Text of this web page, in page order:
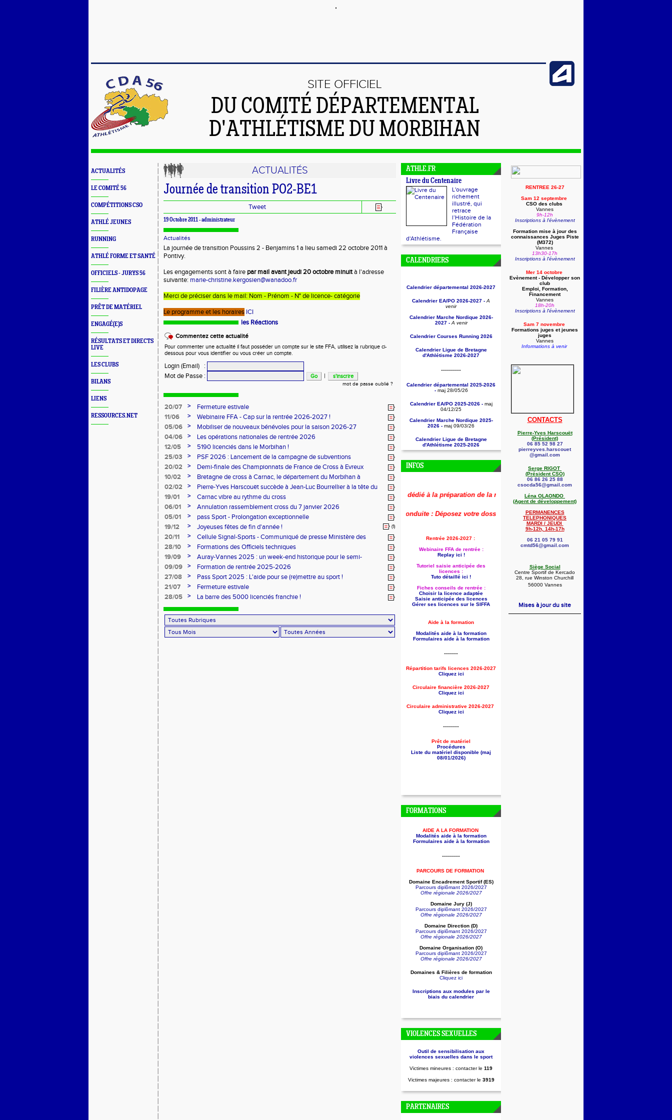
SITE OFFICIEL
DU COMITÉ DÉPARTEMENTAL
D'ATHLÉTISME DU MORBIHAN
ACTUALITÉS
LE COMITÉ 56
COMPÉTITIONS CSO
ATHLÉ JEUNES
RUNNING
ATHLÉ FORME ET SANTÉ
OFFICIELS - JURYS 56
FILIÈRE ANTIDOPAGE
PRÊT DE MATÉRIEL
ENGAGÉ(E)S
RÉSULTATS ET DIRECTS
LIVE
LES CLUBS
BILANS
LIENS
RESSOURCES.NET
ACTUALITÉS
Journée de transition PO2-BE1
Tweet
19 Octobre 2011 - administrateur
Actualités
La journée de transition Poussins 2 - Benjamins 1 a lieu samedi 22 octobre 2011 à
Pontivy.
Les engagements sont à faire par mail avant jeudi 20 octobre minuità l'adresse
suivante: marie-christine.kergosien@wanadoo.fr
Merci de préciser dans le mail: Nom - Prénom - N° de licence- catégorie
Le programme et les horaires ICI
les Réactions
Commentez cette actualité
Pour commenter une actualité il faut posséder un compte sur le site FFA, utilisez la rubrique ci-
dessous pour vous identifier ou vous créer un compte.
Login (Email)
:
Mot de Passe : |
mot de passe oublié ?
20/07 >
Fermeture estivale
11/06
>
Webinaire FFA - Cap sur la rentrée 2026-2027 !
05/06
>
Mobiliser de nouveaux bénévoles pour la saison 2026-27
04/06
>
Les opérations nationales de rentrée 2026
12/05
>
5190 licenciés dans le Morbihan !
25/03
>
PSF 2026 : Lancement de la campagne de subventions
20/02
>
Demi-finale des Championnats de France de Cross à Evreux
10/02
>
Bretagne de cross à Carnac, le département du Morbihan à
l'honneur
02/02 >
Pierre-Yves Harscouët succède à Jean-Luc Bourrellier à la tête du
comité du Morbihan
19/01 >
Carnac vibre au rythme du cross
06/01
>
Annulation rassemblement cross du 7 janvier 2026
05/01
>
pass Sport - Prolongation exceptionnelle
19/12
> Joyeuses fêtes de fin d'année ! (1)
20/11 >
Cellule Signal-Sports - Communiqué de presse Ministère des
Sports
28/10 >
Formations des Officiels techniques
19/09
>
Auray-Vannes 2025 : un week-end historique pour le semi-
marathon breton
09/09 >
Formation de rentrée 2025-2026
27/08
>
Pass Sport 2025 : L'aide pour se (re)mettre au sport !
21/07
>
Fermeture estivale
28/05
> La barre des 5000 licenciés franchie !
ATHLE.FR
Livre du Centenaire
L'ouvrage
richement
illustré, qui
retrace
l’Histoire de la
Fédération
Française
d'Athlétisme.
CALENDRIERS
Calendrier départemental 2026-2027
Calendrier EA/PO 2026-2027 - A
venir
Calendrier Marche Nordique 2026-
2027 - A venir
Calendrier Courses Running 2026
Calendrier Ligue de Bretagne
d'Athlétisme 2026-2027
----------
Calendrier départemental 2025-2026
- maj 28/05/26
Calendrier EA/PO 2025-2026 - maj
04/12/25
Calendrier Marche Nordique 2025-
2026 - maj 09/03/26
Calendrier Ligue de Bretagne
d'Athlétisme 2025-2026
INFOS
Le replay du webinaire dédié à la préparation de la rentrée 2026-2027 (dont la saisie anticipée des licences) est
Aide à la formation reconduite : Déposez votre dossier dès maintenant !🚨👇
Rentrée 2026-2027 :
Webinaire FFA de rentrée :
Replay ici !
Tutoriel saisie anticipée des
licences :
Tuto détaillé ici !
Fiches conseils de rentrée :
Choisir la licence adaptée
Saisie anticipée des licences
Gérer ses licences sur le SIFFA
Aide à la formation
Modalités aide à la formation
Formulaires aide à la formation
-------
Répartition tarifs licences 2026-2027
Cliquez ici
Circulaire financière 2026-2027
Cliquez ici
Circulaire administrative 2026-2027
Cliquez ici
--------
Prêt de matériel
Procédures
Liste du matériel disponible (maj
08/01/2026)
FORMATIONS
AIDE A LA FORMATION
Modalités aide à la formation
Formulaires aide à la formation
---------
PARCOURS DE FORMATION
Domaine Encadrement Sportif (ES)
Parcours diplômant 2026/2027
Offre régionale 2026/2027
Domaine Jury (J)
Parcours diplômant 2026/2027
Offre régionale 2026/2027
Domaine Direction (D)
Parcours diplômant 2026/2027
Offre régionale 2026/2027
Domaine Organisation (O)
Parcours diplômant 2026/2027
Offre régionale 2026/2027
Domaines & Filières de formation
Cliquez ici
Inscriptions aux modules par le
biais du calendrier
VIOLENCES SEXUELLES
Outil de sensibilisation aux
violences sexuelles dans le sport
Victimes mineures : contacter le 119
Victimes majeures : contacter le 3919
PARTENAIRES
RENTREE 26-27
Sam 12 septembre
CSO des clubs
Vannes
9h-12h
Inscriptions à l'évènement
Formation mise à jour des
connaissances Juges Piste
(M372)
Vannes
13h30-17h
Inscriptions à l'évènement
Mer 14 octobre
Evènement - Développer son
club
Emploi, Formation,
Financement
Vannes
18h-20h
Inscriptions à l'évènement
Sam 7 novembre
Formations juges et jeunes
juges
Vannes
Informations à venir
CONTACTS
Pierre-Yves Harscouët
(Président)
06 85 52 98 27
pierreyves.harscouet
@gmail.com
Serge RIGOT
(Président CSO)
06 86 26 25 88
csocda56@gmail.com
Léna OLAONDO
(Agent de développement)
PERMANENCES
TELEPHONIQUES
MARDI / JEUDI
9h-12h, 14h-17h
06 21 05 79 91
cmtd56@gmail.com
Siège Social
Centre Sportif de Kercado
28, rue Winston Churchill
56000 Vannes
Mises à jour du site